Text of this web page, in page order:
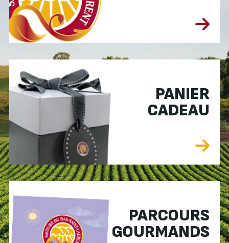
PANIER
CADEAU
PARCOURS
GOURMANDS